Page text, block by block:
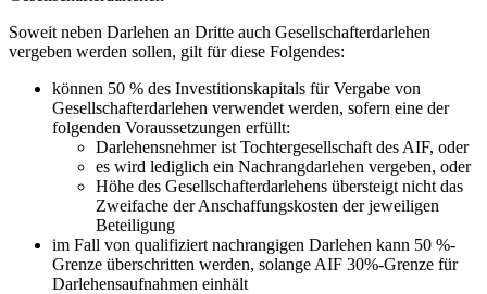
Soweit neben Darlehen an Dritte auch Gesellschafterdarlehen
vergeben werden sollen, gilt für diese Folgendes:
können 50 % des Investitionskapitals für Vergabe von
Gesellschafterdarlehen verwendet werden, sofern eine der
folgenden Voraussetzungen erfüllt:
Darlehensnehmer ist Tochtergesellschaft des AIF, oder
es wird lediglich ein Nachrangdarlehen vergeben, oder
Höhe des Gesellschafterdarlehens übersteigt nicht das
Zweifache der Anschaffungskosten der jeweiligen
Beteiligung
im Fall von qualifiziert nachrangigen Darlehen kann 50 %-
Grenze überschritten werden, solange AIF 30%-Grenze für
Darlehensaufnahmen einhält